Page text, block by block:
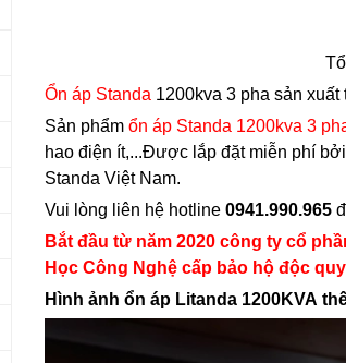
Ổn áp Standa 1200kva 3 pha sản
Sản phẩm ổn áp Standa 1200kva 3
hao điện ít,...Được lắp đặt miễn phí
Standa Việt Nam.
Vui lòng liên hệ hotline 0941.990.965
Bắt đầu từ năm 2020 công ty cổ
Học Công Nghệ cấp bảo hộ độc
Hình ảnh ổn áp Litanda 1200KVA